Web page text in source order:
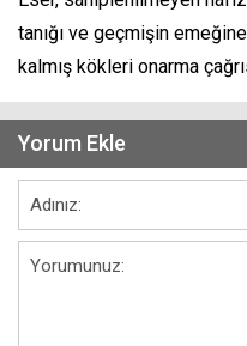
tanığı ve geçmişin
kalmış kökleri onarma
Yorum Ekle